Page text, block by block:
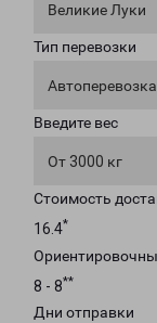
Великие Луки
Тип перевозки
Автоперевозка
Введите вес
От 3000 кг
Стоимость
16.4*
8 - 8**
Дни отправки